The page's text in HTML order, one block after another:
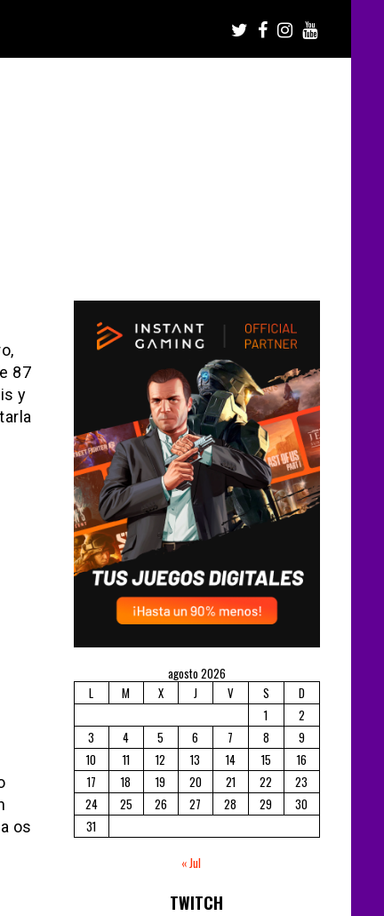
87
y
os
agosto 2026
L
M X J V S
D
1
2
3
4 5 6 7 8
9
10
11 12 13 14 15
16
17
18 19 20 21 22
23
24
25 26 27 28 29
30
31
« Jul
TWITCH